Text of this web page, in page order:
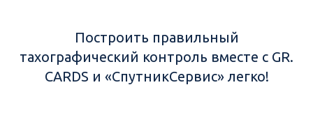
Построить правильный
тахографический контроль вместе с GR.
CARDS и «СпутникСервис» легко!